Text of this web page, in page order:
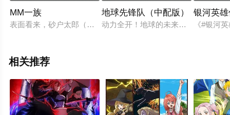
MM一族
表面看来，砂户太郎（福山润 配音）不过是一介普通少年，但
地球先锋队（中配版）
动力全开！地球的未来由我们来守护
银河英
《#银河
相关推荐